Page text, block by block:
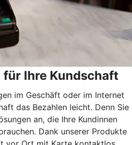
Ihre Kundschaft
im Geschäft oder im Internet
das Bezahlen leicht. Denn Sie
an, die Ihre Kundinnen
Dank unserer Produkte